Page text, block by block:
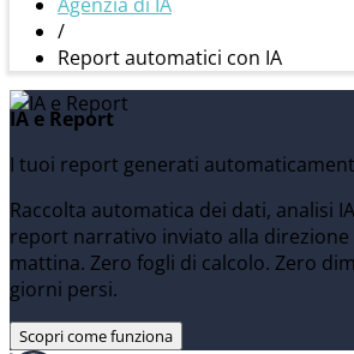
/
Report automatici con IA
IA e Report
I tuoi report generati
Raccolta automatica dei dati, analisi
report narrativo inviato alla direzione
mattina. Zero fogli di calcolo. Zero
giorni persi.
Scopri come funziona